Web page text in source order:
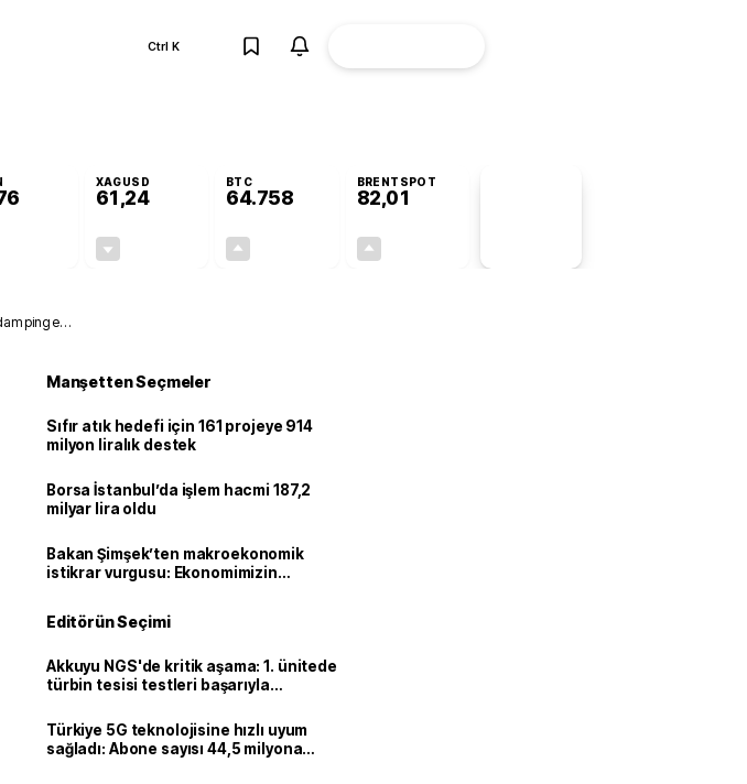
Ctrl K
XAGUSD
61,24
BTC
64.758
BRENTSPOT
82,01
Manşetten Seçmeler
Sıfır atık hedefi için 161 projeye 914
milyon liralık destek
Borsa İstanbul’da işlem hacmi 187,2
milyar lira oldu
Bakan Şimşek’ten makroekonomik
istikrar vurgusu: Ekonomimizin
Editörün Seçimi
Akkuyu NGS'de kritik aşama: 1. ünitede
türbin tesisi testleri başarıyla
Türkiye 5G teknolojisine hızlı uyum
sağladı: Abone sayısı 44,5 milyona